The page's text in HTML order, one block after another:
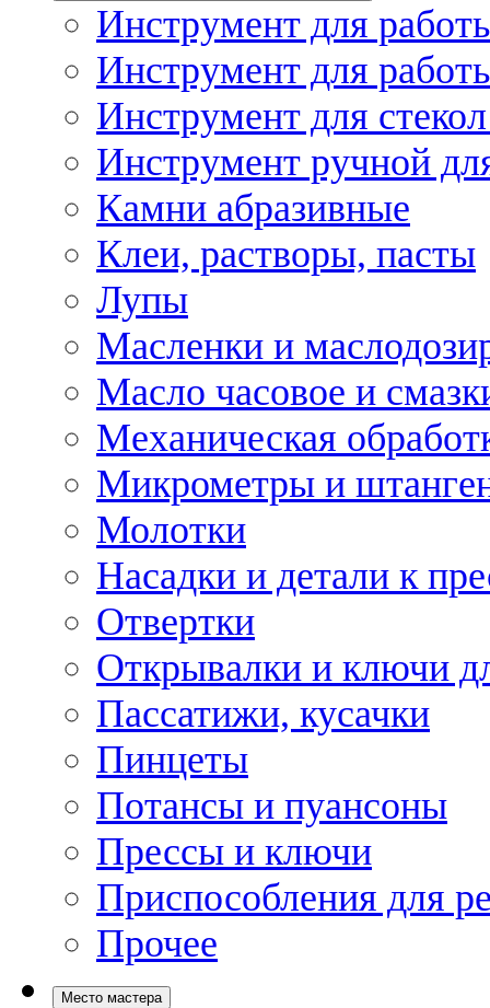
Инструмент для
Инструмент для
Инструмент для
Инструмент ручной
Камни абразивные
Клеи, растворы, пасты
Лупы
Масленки и
Масло часовое и
Механическая
Микрометры и
Молотки
Насадки и детали к
Отвертки
Открывалки и ключи
Пассатижи, кусачки
Пинцеты
Потансы и пуансоны
Прессы и ключи
Приспособления для
Прочее
Место мастера